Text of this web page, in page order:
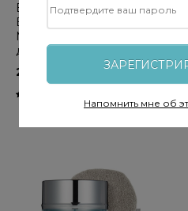
Напомнить мне об
ELEMIS Superfood Glow
Butter - Суперфуд АHA
Масляный очиститель
для сияния кожи, 90 мл
2 235 грн.